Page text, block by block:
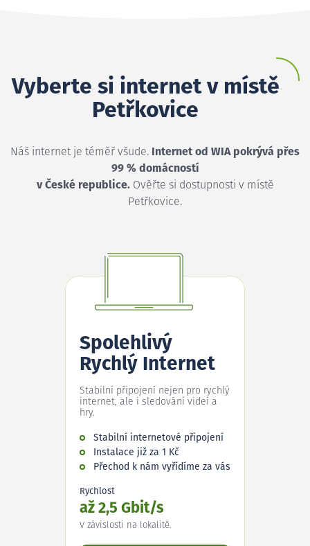
Vyberte si internet v místě
Petřkovice
Náš internet je téměř všude. Internet od WIA pokrývá přes
99 % domácností
v České republice.Ověřte si dostupnosti v místě
Petřkovice.
Spolehlivý
Rychlý Internet
Stabilní připojení nejen pro rychlý
internet, ale i sledování videí a
hry.
Stabilní internetové připojení
Instalace již za 1 Kč
Přechod k nám vyřídíme za vás
Rychlost
až 2,5 Gbit/s
V závislosti na lokalitě.